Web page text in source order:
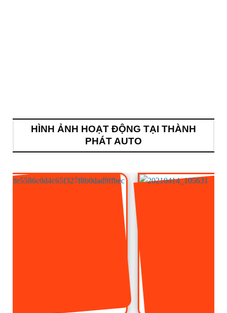
HÌNH ẢNH HOẠT ĐỘNG TẠI THÀNH
PHÁT AUTO